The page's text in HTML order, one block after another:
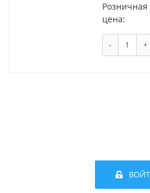
Розничная
цена:
- +